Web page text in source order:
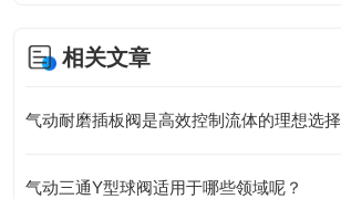
相关文章
气动耐磨插板阀是高效控制流体的理想选择
气动三通Y型球阀适用于哪些领域呢？